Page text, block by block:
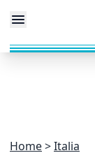
Home Italia